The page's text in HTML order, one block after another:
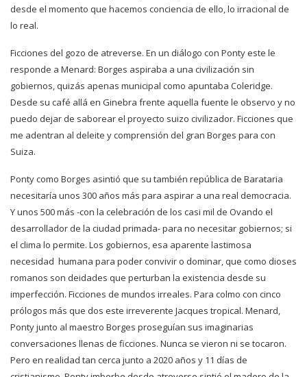
desde el momento que hacemos conciencia de ello, lo irracional de
lo real.
Ficciones del gozo de atreverse. En un diálogo con Ponty este le
responde a Menard: Borges aspiraba a una civilización sin
gobiernos, quizás apenas municipal como apuntaba Coleridge.
Desde su café allá en Ginebra frente aquella fuente le observo y no
puedo dejar de saborear el proyecto suizo civilizador. Ficciones que
me adentran al deleite y comprensión del gran Borges para con
Suiza.
Ponty como Borges asintió que su también república de Barataria
necesitaría unos 300 años más para aspirar a una real democracia.
Y unos 500 más -con la celebración de los casi mil de Ovando el
desarrollador de la ciudad primada- para no necesitar gobiernos; si
el clima lo permite. Los gobiernos, esa aparente lastimosa
necesidad humana para poder convivir o dominar, que como dioses
romanos son deidades que perturban la existencia desde su
imperfección. Ficciones de mundos irreales. Para colmo con cinco
prólogos más que dos este irreverente Jacques tropical. Menard,
Ponty junto al maestro Borges proseguían sus imaginarias
conversaciones llenas de ficciones. Nunca se vieron ni se tocaron.
Pero en realidad tan cerca junto a 2020 años y 11 días de